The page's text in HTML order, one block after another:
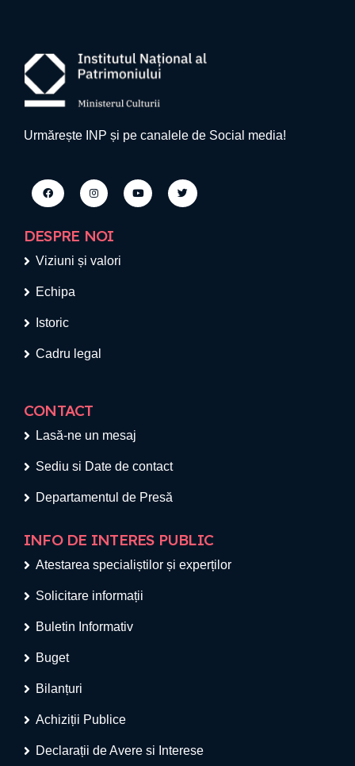
Urmărește INP și pe canalele de Social media!
DESPRE NOI
Viziuni și valori
Echipa
Istoric
Cadru legal
CONTACT
Lasă-ne un mesaj
Sediu si Date de contact
Departamentul de Presă
INFO DE INTERES PUBLIC
Atestarea specialiștilor și experților
Solicitare informații
Buletin Informativ
Buget
Bilanțuri
Achiziții Publice
Declarații de Avere si Interese